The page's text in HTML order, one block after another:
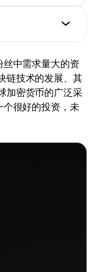
中需求量大的资
链技术的发展、其
加密货币的广泛采
很好的投资，未